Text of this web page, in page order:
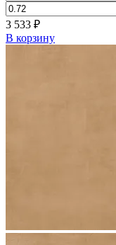
3 533 ₽
В корзину